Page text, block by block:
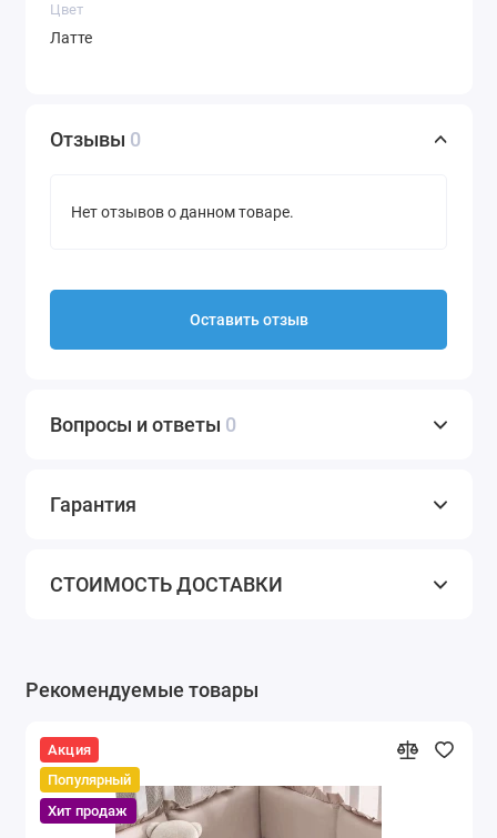
Цвет
Латте
Отзывы 0
Нет отзывов о данном товаре.
Оставить отзыв
Вопросы и ответы 0
Гарантия
СТОИМОСТЬ ДОСТАВКИ
Рекомендуемые товары
Акция
Популярный
Хит продаж